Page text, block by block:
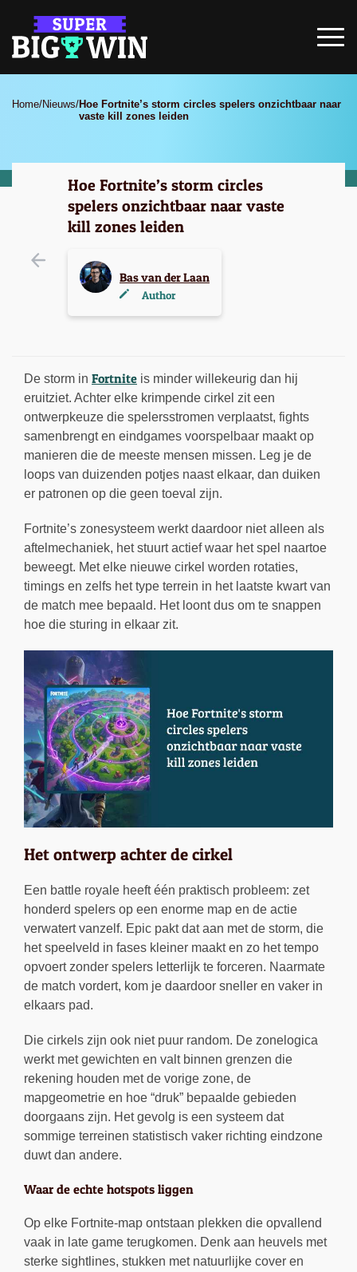
Home/Nieuws/Hoe Fortnite’s storm circles spelers onzichtbaar naar
vaste kill zones leiden
Hoe Fortnite’s storm circles
spelers onzichtbaar naar vaste
kill zones leiden
Bas van der Laan
Author
De storm in Fortnite is minder willekeurig dan hij
eruitziet. Achter elke krimpende cirkel zit een
ontwerpkeuze die spelersstromen verplaatst, fights
samenbrengt en eindgames voorspelbaar maakt op
manieren die de meeste mensen missen. Leg je de
loops van duizenden potjes naast elkaar, dan duiken
er patronen op die geen toeval zijn.
Fortnite’s zonesysteem werkt daardoor niet alleen als
aftelmechaniek, het stuurt actief waar het spel naartoe
beweegt. Met elke nieuwe cirkel worden rotaties,
timings en zelfs het type terrein in het laatste kwart van
de match mee bepaald. Het loont dus om te snappen
hoe die sturing in elkaar zit.
Het ontwerp achter de cirkel
Een battle royale heeft één praktisch probleem: zet
honderd spelers op een enorme map en de actie
verwatert vanzelf. Epic pakt dat aan met de storm, die
het speelveld in fases kleiner maakt en zo het tempo
opvoert zonder spelers letterlijk te forceren. Naarmate
de match vordert, kom je daardoor sneller en vaker in
elkaars pad.
Die cirkels zijn ook niet puur random. De zonelogica
werkt met gewichten en valt binnen grenzen die
rekening houden met de vorige zone, de
mapgeometrie en hoe “druk” bepaalde gebieden
doorgaans zijn. Het gevolg is een systeem dat
sommige terreinen statistisch vaker richting eindzone
duwt dan andere.
Waar de echte hotspots liggen
Op elke Fortnite-map ontstaan plekken die opvallend
vaak in late game terugkomen. Denk aan heuvels met
sterke sightlines, stukken met natuurlijke cover en